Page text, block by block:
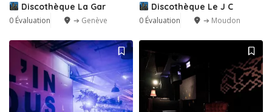
Discothèque La Gar
0 Évaluation ➔ Genève
Discothèque Le J C
0 Évaluation ➔ Moudon